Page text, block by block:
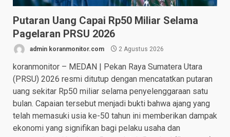
Putaran Uang Capai Rp50 Miliar Selama
Pagelaran PRSU 2026
admin koranmonitor.com 2 Agustus 2026
koranmonitor – MEDAN | Pekan Raya Sumatera Utara
(PRSU) 2026 resmi ditutup dengan mencatatkan putaran
uang sekitar Rp50 miliar selama penyelenggaraan satu
bulan. Capaian tersebut menjadi bukti bahwa ajang yang
telah memasuki usia ke-50 tahun ini memberikan dampak
ekonomi yang signifikan bagi pelaku usaha dan